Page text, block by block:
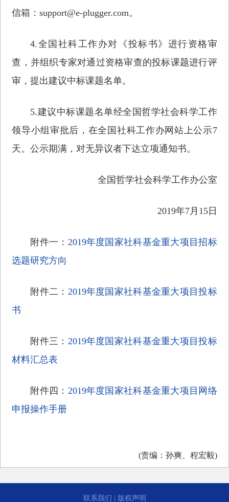
信箱：support@e-plugger.com。
4.全国社科工作办对《投标书》进行资格审
查，并组织专家对通过资格审查的投标课题进行评
审，提出建议中标课题名单。
5.建议中标课题名单经全国哲学社会科学工作
领导小组审批后，在全国社科工作办网站上公示7
天。公示期满，对无异议者下达立项通知书。
全国哲学社会科学工作办公室
2019年7月15日
附件一： 2019年度国家社科基金重大项目招标
选题研究方向
附件二： 2019年度国家社科基金重大项目投标
书
附件三： 2019年度国家社科基金重大项目投标
材料汇总表
附件四： 2019年度国家社科基金重大项目网络
申报操作手册
(责编：孙爽、程宏毅)
联系我们 版权声明